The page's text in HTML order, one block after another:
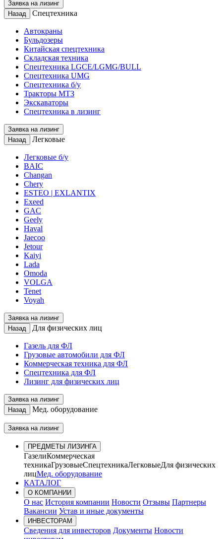
Заявка на лизинг
Назад
Спецтехника
Автокраны
Бульдозеры
Китайская спецтехника
Складская техника
Спецтехника LGCE/LGMG/BULL
Спецтехника UMG
Спецтехника б/у
Тракторы МТЗ
Экскаваторы
Спецтехника в лизинг
Заявка на лизинг
Назад
Легковые
Легковые б/у
BAIC
Changan
Chery
ESTEO | EXLANTIX
Exeed
GAC
Geely
Haval
Jaecoo
Jetour
Kaiyi
Lada
Omoda
VOLGA
Tenet
Voyah
Заявка на лизинг
Назад
Для физических лиц
Газель для ФЛ
Грузовые автомобили для ФЛ
Коммерческая техника для ФЛ
Спецтехника для ФЛ
Лизинг для физических лиц
Заявка на лизинг
Назад
Мед. оборудование
Заявка на лизинг
ПРЕДМЕТЫ ЛИЗИНГА
ГазелиКоммерческая
техникаГрузовыеСпецтехникаЛегковыеДля физических
лицМед. оборудование
КАТАЛОГ
О КОМПАНИИ
О нас История компании Новости Отзывы Партнеры
Вакансии Устав и иные документы
ИНВЕСТОРАМ
Сведения для инвесторов Документы Новости